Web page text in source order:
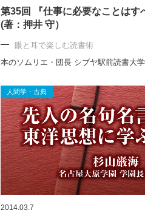
第35回 『仕事に必要なことはす
(著：押井 守）
眼と耳で楽しむ読書術
本のソムリエ・団長 シブヤ駅前読書大
人間学・古典
2014.03.7